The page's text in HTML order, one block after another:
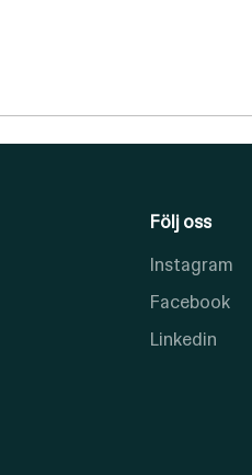
Följ oss
Instagram
Facebook
Linkedin